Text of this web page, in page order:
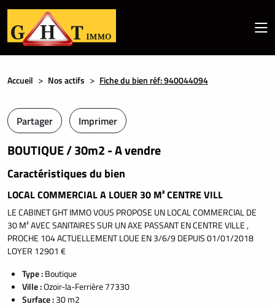
Accueil Nos actifs Fiche du bien réf: 940044094
BOUTIQUE / 30m2 - A vendre
Caractéristiques du bien
Partager Imprimer
LOCAL COMMERCIAL A LOUER 30 M² CENTRE VILL
LE CABINET GHT IMMO VOUS PROPOSE UN LOCAL COMMERCIAL DE
30 M² AVEC SANITAIRES SUR UN AXE PASSANT EN CENTRE VILLE ,
PROCHE 104 ACTUELLEMENT LOUE EN 3/6/9 DEPUIS 01/01/2018
LOYER 12901 €
Type :Boutique
Ville :Ozoir-la-Ferrière 77330
Surface :30 m2